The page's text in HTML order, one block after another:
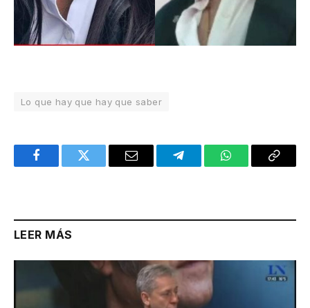
Lo que hay que hay que saber
FacebookTwitter Email TelegramWhatsAppCopy
LEER MÁS